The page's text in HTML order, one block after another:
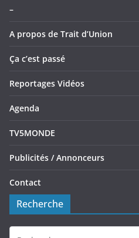
–
A propos de Trait d’Union
Ça c’est passé
Reportages Vidéos
Agenda
TV5MONDE
Publicités / Annonceurs
Contact
Recherche